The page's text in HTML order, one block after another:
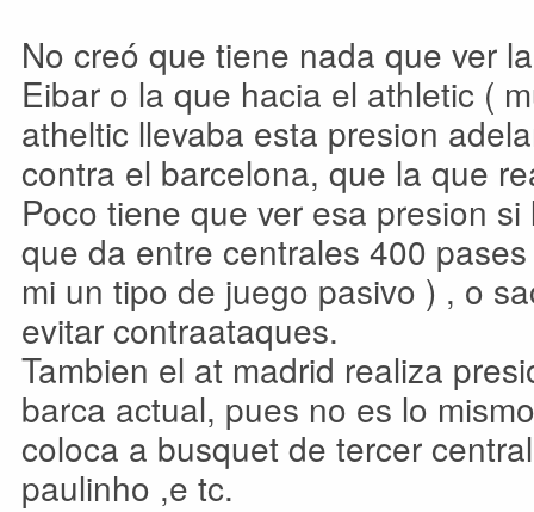
No creó que tiene nada que ver
Eibar o la que hacia el athletic (
atheltic llevaba esta presion
contra el barcelona, que la que
Poco tiene que ver esa presion
que da entre centrales 400
mi un tipo de juego pasivo ) , o
evitar contraataques.
Tambien el at madrid realiza
barca actual, pues no es lo
coloca a busquet de tercer
paulinho ,e tc.